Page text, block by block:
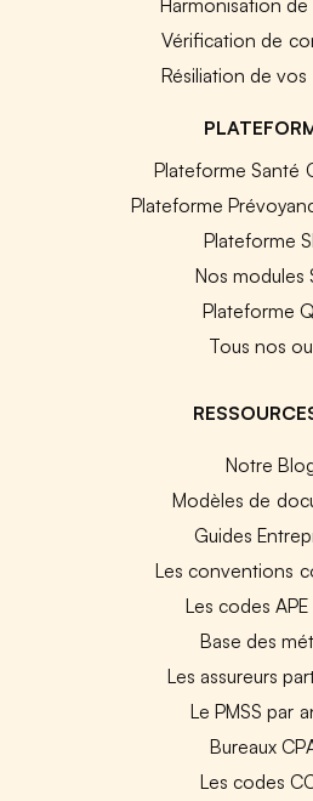
Vérification de
Résiliation de
Plateforme Santé
Plateforme
Plateforme
Nos modules
Plateforme
Tous nos
Notre
Modèles de
Guides
Les conventions
Les codes APE
Base des
Les assureurs
Le PMSS par
Bureaux
Les codes